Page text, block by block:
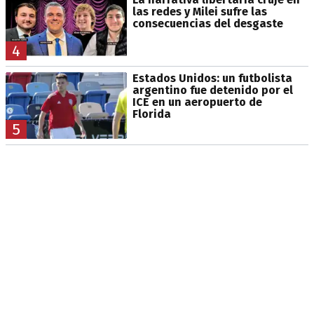
4
las redes y Milei sufre las
consecuencias del desgaste
5
Estados Unidos: un futbolista
argentino fue detenido por el
ICE en un aeropuerto de
Florida